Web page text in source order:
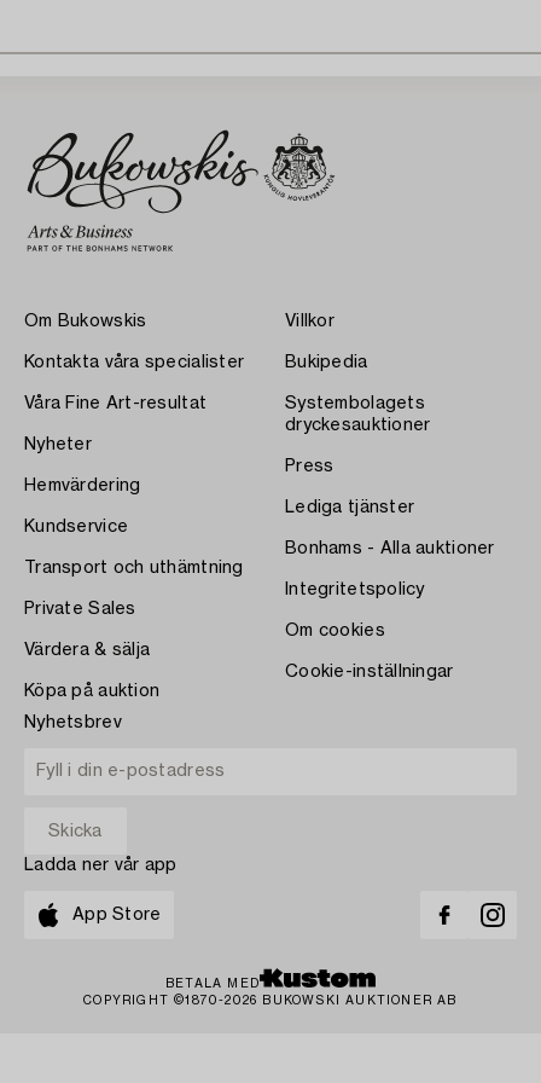
Om Bukowskis
Kontakta våra specialister
Våra Fine Art-resultat
Nyheter
Hemvärdering
Kundservice
Transport och uthämtning
Private Sales
Värdera & sälja
Köpa på auktion
Villkor
Bukipedia
Systembolagets
dryckesauktioner
Press
Lediga tjänster
Bonhams - Alla auktioner
Integritetspolicy
Om cookies
Cookie-inställningar
Nyhetsbrev
Ladda ner vår app
App Store
BETALA MED
COPYRIGHT ©1870-2026 BUKOWSKI AUKTIONER AB